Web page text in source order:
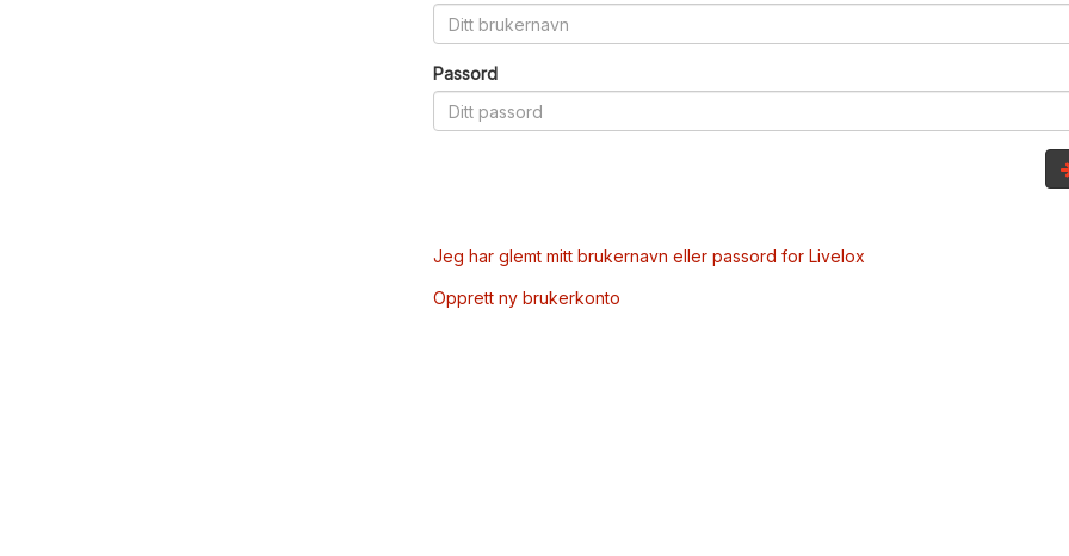
Passord
Jeg har glemt mitt brukernavn eller passord for Livelox
Opprett ny brukerkonto